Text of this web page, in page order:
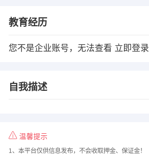
教育经历
您不是企业账号，无法查看 立即登录
自我描述
温馨提示
1、本平台仅供信息发布，不会收取押金、保证金！